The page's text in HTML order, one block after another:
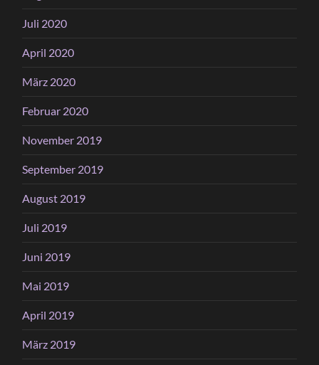
Juli 2020
April 2020
März 2020
Februar 2020
November 2019
September 2019
August 2019
Juli 2019
Juni 2019
Mai 2019
April 2019
März 2019